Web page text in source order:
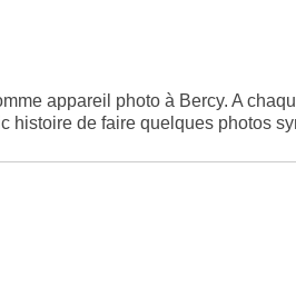
appareil photo à Bercy. A
histoire de faire quelques photos